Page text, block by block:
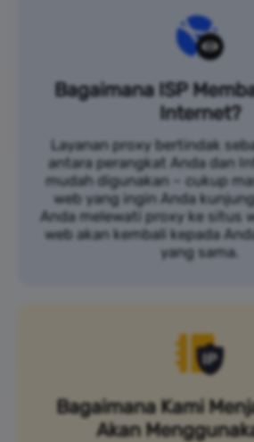
Bagaimana ISP
Internet?
Layanan proxy bertindak
antara perangkat Anda dan
mudah digunakan – cukup
web yang ingin Anda
Anda melewati proxy ke situs
web akan kembali kepada
yang sama.
Bagaimana Kami
Akan